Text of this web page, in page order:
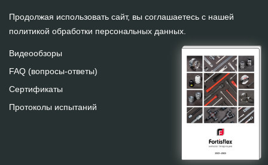
На сайте используются файлы cookie.
Продолжая использовать сайт, вы соглашаетесь с нашей
политикой обработки персональных данных
Видеообзоры
FAQ (вопросы-ответы)
Сертификаты
Протоколы испытаний